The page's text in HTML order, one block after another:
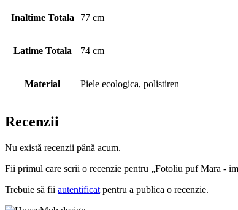
Inaltime Totala 77 cm
Latime Totala 74 cm
Material Piele ecologica, polistiren
Recenzii
Nu există recenzii până acum.
Fii primul care scrii o recenzie pentru „Fotoliu puf Mara -
Trebuie să fii autentificat pentru a publica o recenzie.